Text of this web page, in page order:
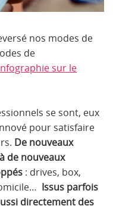
nos modes de
de
sur le
se sont, eux
pour satisfaire
De nouveaux
de nouveaux
: drives, box,
Issus parfois
directement des